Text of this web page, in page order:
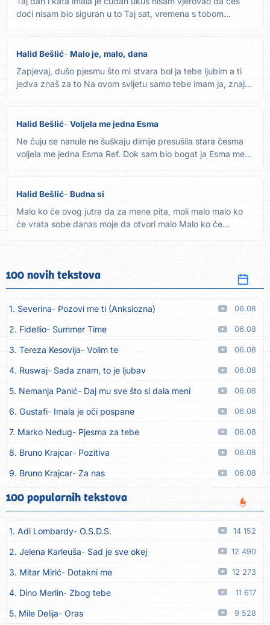
doći nisam bio siguran u to Taj sat, vremena s tobom...
Halid Bešlić Malo je, malo, dana
Zapjevaj, dušo pjesmu što mi stvara bol ja tebe ljubim a ti
jedva znaš za to Na ovom svijetu samo tebe imam ja, znaj...
Halid Bešlić Voljela me jedna Esma
Ne čuju se nanule ne šuškaju dimije presušila stara česma
voljela me jedna Esma Ref. Dok sam bio bogat ja Esma me
Halid Bešlić Budna si
Malo ko će ovog jutra da za mene pita, moli malo malo ko
će vrata sobe danas moje da otvori malo Malo ko će
100 novih tekstova
1. Severina Pozovi me ti (Anksiozna) 06.08
2. Fidellio Summer Time 06.08
3. Tereza Kesovija Volim te 06.08
4. Ruswaj Sada znam, to je ljubav 06.08
5. Nemanja Panić Daj mu sve što si dala meni 06.08
6. Gustafi Imala je oči pospane 06.08
7. Marko Nedug Pjesma za tebe 06.08
8. Bruno Krajcar Pozitiva 06.08
9. Bruno Krajcar Za nas 06.08
10. Tereza Kesovija Da li ću moći
11. Lidija Bačić Neka se vino toči (Nazdravlje) 06.08
12. Karin Kuljanić Nisi zavridel 06.08
13. Tamara Brusić Nigdi ni lipo ko doma 06.08
14. Tamara Brusić Biž´mo ća 06.08
15. Rusko Richie Bila si, bila 06.08
16. Rusko Richie Ti i ja 06.08
100 popularnih tekstova
1. Adi Lombardy O.S.D.S. 14 152
2. Jelena Karleuša Sad je sve okej 12 490
3. Mitar Mirić Dotakni me 12 273
4. Dino Merlin Zbog tebe 11 617
5. Mile Delija Oras 9 528